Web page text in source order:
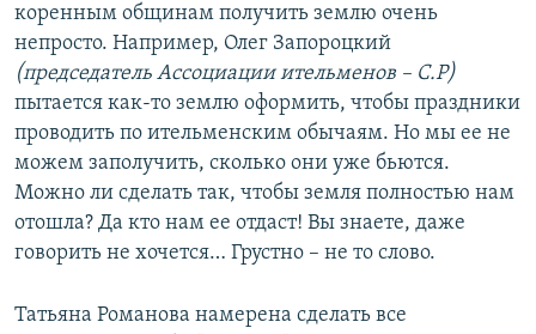
коренным общинам получить землю очень
непросто. Например, Олег Запороцкий
(председатель Ассоциации ительменов – С.Р)
пытается как-то землю оформить, чтобы праздники
проводить по ительменским обычаям. Но мы ее не
можем заполучить, сколько они уже бьются.
Можно ли сделать так, чтобы земля полностью нам
отошла? Да кто нам ее отдаст! Вы знаете, даже
говорить не хочется… Грустно – не то слово.
Татьяна Романова намерена сделать все